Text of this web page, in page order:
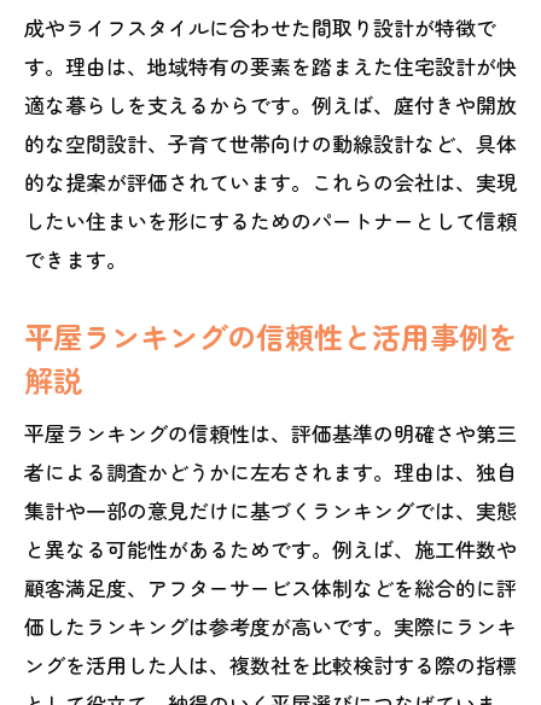
成やライフスタイルに合わせた間取り設計が特徴で
す。理由は、地域特有の要素を踏まえた住宅設計が快
適な暮らしを支えるからです。例えば、庭付きや開放
的な空間設計、子育て世帯向けの動線設計など、具体
的な提案が評価されています。これらの会社は、実現
したい住まいを形にするためのパートナーとして信頼
できます。
平屋ランキングの信頼性と活用事例を
解説
平屋ランキングの信頼性は、評価基準の明確さや第三
者による調査かどうかに左右されます。理由は、独自
集計や一部の意見だけに基づくランキングでは、実態
と異なる可能性があるためです。例えば、施工件数や
顧客満足度、アフターサービス体制などを総合的に評
価したランキングは参考度が高いです。実際にランキ
ングを活用した人は、複数社を比較検討する際の指標